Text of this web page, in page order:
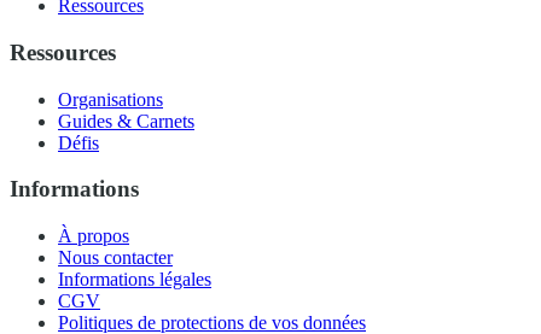
Ressources
Ressources
Organisations
Guides & Carnets
Défis
Informations
À propos
Nous contacter
Informations légales
CGV
Politiques de protections de vos données